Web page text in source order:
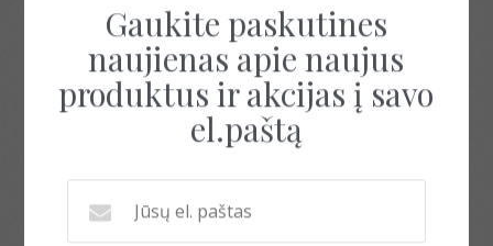
Gaukite paskutines
naujienas apie naujus
produktus ir akcijas į savo
el.paštą